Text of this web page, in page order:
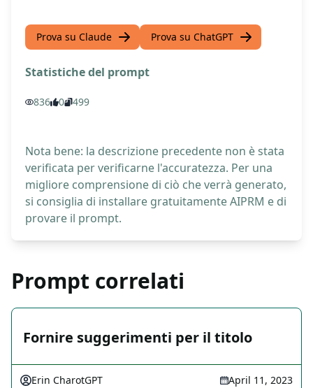
Prova su Claude Prova su ChatGPT
Statistiche del prompt
836 0 499
Nota bene: la descrizione precedente non è stata
verificata per verificarne l'accuratezza. Per una
migliore comprensione di ciò che verrà generato,
si consiglia di installare gratuitamente AIPRM e di
provare il prompt.
Prompt correlati
Fornire suggerimenti per il titolo
Erin CharotGPT April 11, 2023